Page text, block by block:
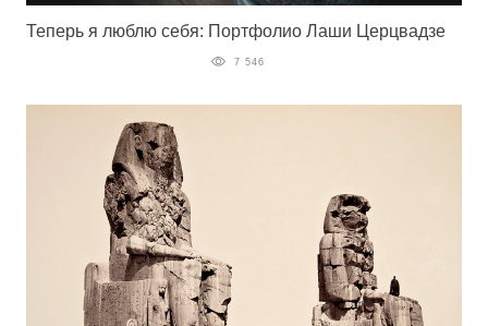
Теперь я люблю себя: Портфолио Лаши Церцвадзе
7 546